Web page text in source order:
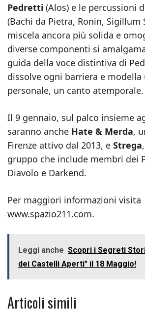
Pedretti (Alos) e le percussioni
(Bachi da Pietra, Ronin, Sigillum
miscela ancora più solida e
diverse componenti si
guida della voce distintiva di
dissolve ogni barriera e
personale, un canto atemporale.
Il 9 gennaio, sul palco insieme
saranno anche Hate & Merda,
Firenze attivo dal 2013, e Strega
gruppo che include membri dei
Diavolo e Darkend.
Per maggiori informazioni visita
www.spazio211.com.
Leggi anche Scopri i Segreti
dei Castelli Aperti" il 18 Maggio!
Articoli simili